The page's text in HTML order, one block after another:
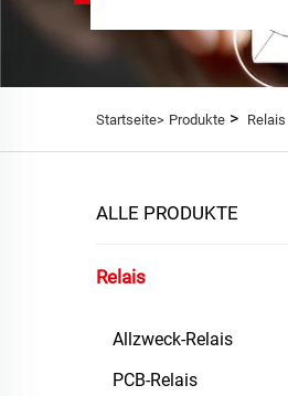
Startseite> Produkte > Relais
ALLE PRODUKTE
Relais
Allzweck-Relais
PCB-Relais